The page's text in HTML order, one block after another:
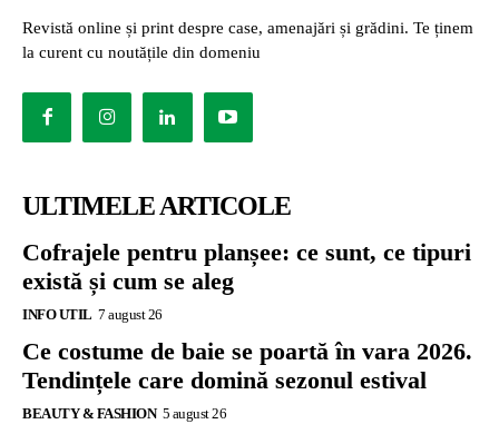
Revistă online și print despre case, amenajări și grădini. Te ținem
la curent cu noutățile din domeniu
ULTIMELE ARTICOLE
Cofrajele pentru planșee: ce sunt, ce tipuri
există și cum se aleg
INFO UTIL 7 august 26
Ce costume de baie se poartă în vara 2026.
Tendințele care domină sezonul estival
BEAUTY & FASHION 5 august 26